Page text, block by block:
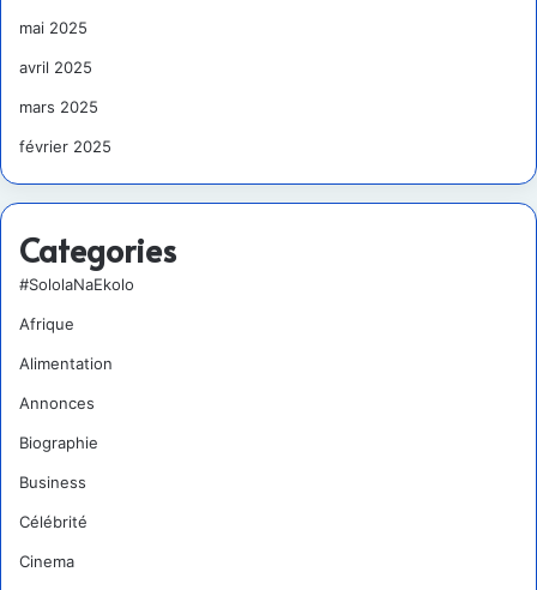
mai 2025
avril 2025
mars 2025
février 2025
Categories
#SololaNaEkolo
Afrique
Alimentation
Annonces
Biographie
Business
Célébrité
Cinema